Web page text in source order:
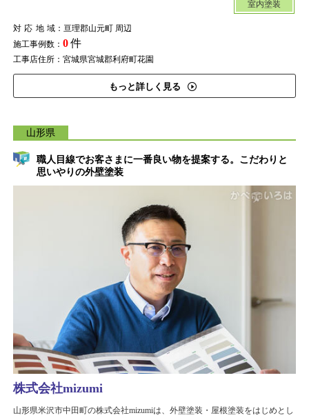
室内塗装
対応地域：亘理郡山元町 周辺
施工事例数： 0件
工事店住所：宮城県宮城郡利府町花園
もっと詳しく見る
山形県
職人目線でお客さまに一番良い物を提案する。こだわりと
思いやりの外壁塗装
株式会社mizumi
山形県米沢市中田町の株式会社mizumiは、外壁塗装・屋根塗装をはじめとし